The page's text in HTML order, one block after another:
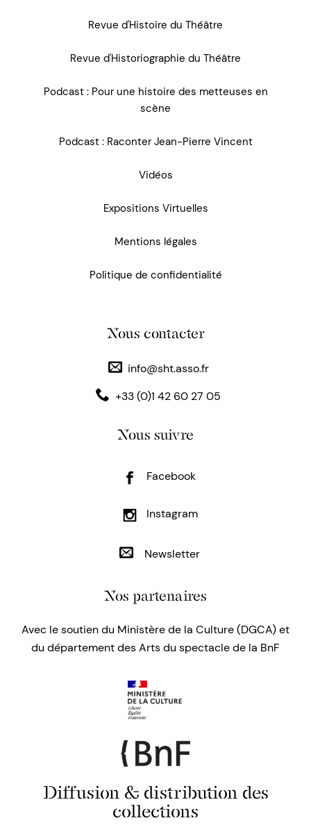
Revue d'Histoire du Théâtre
Revue d'Historiographie du Théâtre
Podcast : Pour une histoire des metteuses en
scène
Podcast : Raconter Jean-Pierre Vincent
Vidéos
Expositions Virtuelles
Mentions légales
Politique de confidentialité
Nous contacter
info@sht.asso.fr
+33 (0)1 42 60 27 05
Nous suivre
Facebook
Instagram
Newsletter
Nos partenaires
Avec le soutien du Ministère de la Culture (DGCA) et
du département des Arts du spectacle de la BnF
Diffusion & distribution des
collections